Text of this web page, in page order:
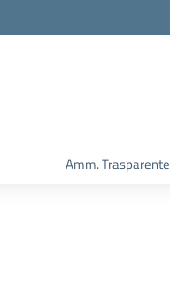
Amm. Trasparente